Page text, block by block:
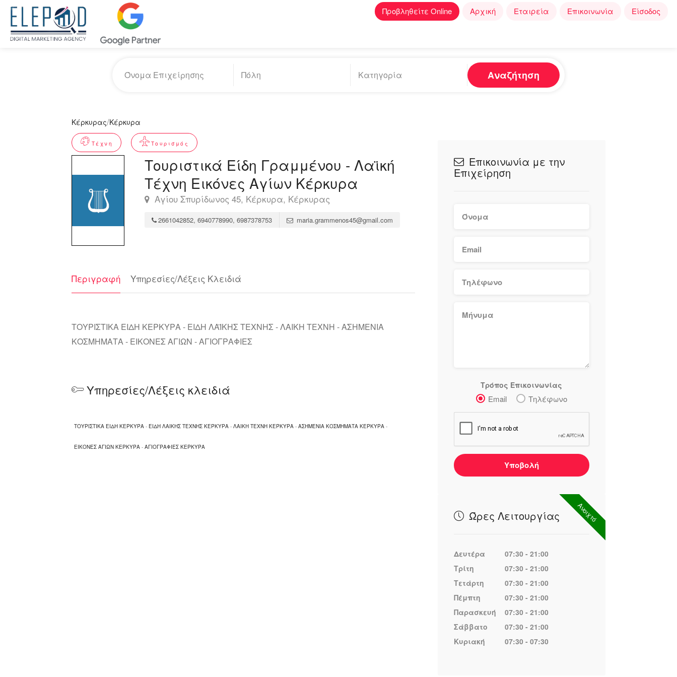
Προβληθείτε Online Αρχική Εταιρεία Επικοινωνία Είσοδος
Αναζήτηση
Κέρκυρας/Κέρκυρα
Τέχνη Τουρισμός
Τουριστικά Είδη Γραμμένου - Λαϊκή
Τέχνη Εικόνες Αγίων Κέρκυρα
Αγίου Σπυρίδωνος 45, Κέρκυρα, Κέρκυρας
2661042852, 6940778990, 6987378753 maria.grammenos45@gmail.com
Περιγραφή Υπηρεσίες/Λέξεις Κλειδιά
ΤΟΥΡΙΣΤΙΚΑ ΕΙΔΗ ΚΕΡΚΥΡΑ - ΕΙΔΗ ΛΑΪΚΗΣ ΤΕΧΝΗΣ - ΛΑΙΚΗ ΤΕΧΝΗ - ΑΣΗΜΕΝΙΑ
ΚΟΣΜΗΜΑΤΑ - ΕΙΚΟΝΕΣ ΑΓΙΩΝ - ΑΓΙΟΓΡΑΦΙΕΣ
Υπηρεσίες/Λέξεις κλειδιά
ΤΟΥΡΙΣΤΙΚΑ ΕΙΔΗ ΚΕΡΚΥΡΑ - ΕΙΔΗ ΛΑΙΚΗΣ ΤΕΧΝΗΣ ΚΕΡΚΥΡΑ - ΛΑΙΚΗ ΤΕΧΝΗ ΚΕΡΚΥΡΑ - ΑΣΗΜΕΝΙΑ ΚΟΣΜΗΜΑΤΑ ΚΕΡΚΥΡΑ -
ΕΙΚΟΝΕΣ ΑΓΙΩΝ ΚΕΡΚΥΡΑ - ΑΓΙΟΓΡΑΦΙΕΣ ΚΕΡΚΥΡΑ
Επικοινωνία με την
Επιχείρηση
Τρόπος Επικοινωνίας
Email Τηλέφωνο
Υποβολή
Ανοιχτό
Ώρες Λειτουργίας
Δευτέρα
07:30 - 21:00
Τρίτη
07:30 - 21:00
Τετάρτη
07:30 - 21:00
Πέμπτη
07:30 - 21:00
Παρασκευή
07:30 - 21:00
Σάββατο
07:30 - 21:00
Κυριακή
07:30 - 07:30